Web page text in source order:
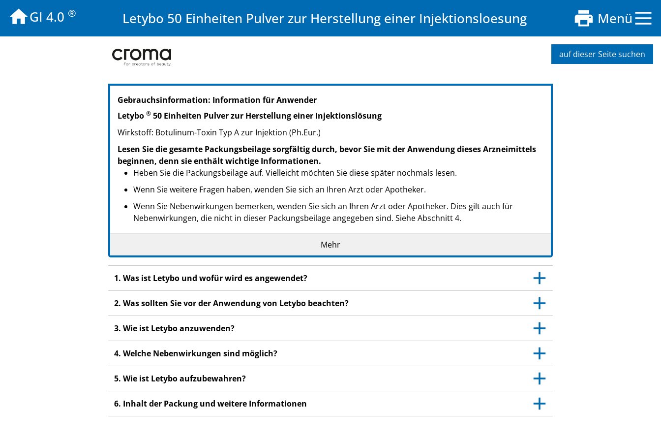
GI 4.0 ® Letybo 50 Einheiten Pulver zur Herstellung einer Injektionsloesung Menü
auf dieser Seite suchen
PZN: 17930186
PPN: 111793018696
NTIN: 04150179301869
PPN: 111793020056
NTIN: 04150179302002
PZN: 17930217
PPN: 111793021746
NTIN: 04150179302170
Gebrauchsinformation: Information für Anwender
Letybo ® 50 Einheiten Pulver zur Herstellung einer Injektionslösung
Wirkstoff: Botulinum-Toxin Typ A zur Injektion (Ph.Eur.)
Lesen Sie die gesamte Packungsbeilage sorgfältig durch, bevor Sie mit der Anwendung dieses Arzneimittels
beginnen, denn sie enthält wichtige Informationen.
Heben Sie die Packungsbeilage auf. Vielleicht möchten Sie diese später nochmals lesen.
Wenn Sie weitere Fragen haben, wenden Sie sich an Ihren Arzt oder Apotheker.
Wenn Sie Nebenwirkungen bemerken, wenden Sie sich an Ihren Arzt oder Apotheker. Dies gilt auch für
Nebenwirkungen, die nicht in dieser Packungsbeilage angegeben sind. Siehe Abschnitt 4.
Mehr
1. Was ist Letybo und wofür wird es angewendet?
2. Was sollten Sie vor der Anwendung von Letybo beachten?
3. Wie ist Letybo anzuwenden?
4. Welche Nebenwirkungen sind möglich?
5. Wie ist Letybo aufzubewahren?
6. Inhalt der Packung und weitere Informationen